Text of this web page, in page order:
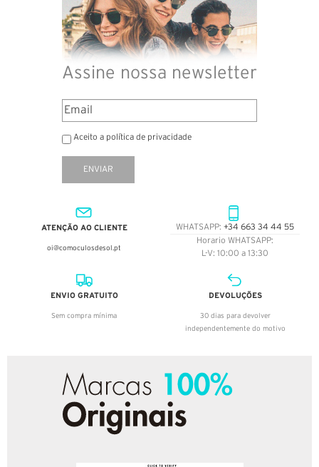
Assine nossa newsletter
Aceito a política de privacidade
ENVIAR
ATENÇÃO AO CLIENTE
oi@comoculosdesol.pt
WHATSAPP: +34 663 34 44 55
Horario WHATSAPP:
L-V: 10:00 a 13:30
ENVIO GRATUITO
Sem compra mínima
DEVOLUÇÕES
30 dias para devolver
independentemente do motivo